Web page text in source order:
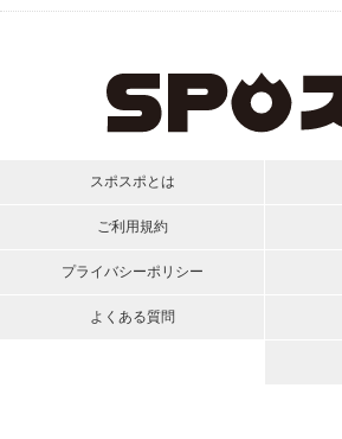
スポスポとは
ご利用規約
プライバシーポリシー
よくある質問